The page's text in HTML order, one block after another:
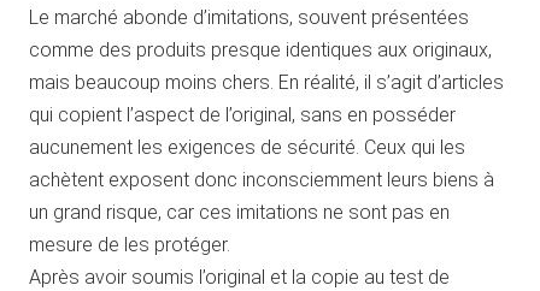
Le marché abonde d’imitations, souvent présentées
comme des produits presque identiques aux originaux,
mais beaucoup moins chers. En réalité, il s’agit d’articles
qui copient l’aspect de l’original, sans en posséder
aucunement les exigences de sécurité. Ceux qui les
achètent exposent donc inconsciemment leurs biens à
un grand risque, car ces imitations ne sont pas en
mesure de les protéger.
Après avoir soumis l’original et la copie au test de